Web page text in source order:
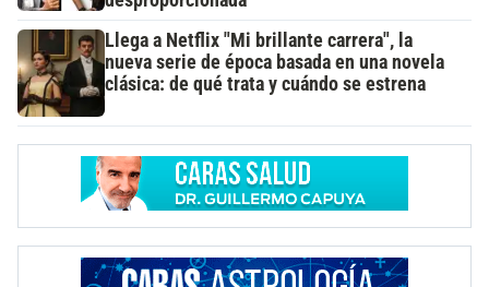
Llega a Netflix "Mi brillante carrera", la
nueva serie de época basada en una novela
clásica: de qué trata y cuándo se estrena